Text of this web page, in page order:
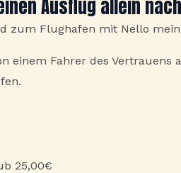
Ausflug allein
zum Flughafen mit Nello
Fahrer des
25,00€